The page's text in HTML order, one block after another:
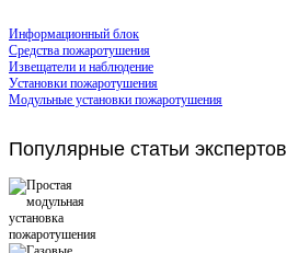
Информационный блок
Средства пожаротушения
Извещатели и наблюдение
Установки пожаротушения
Модульные установки пожаротушения
Популярные статьи экспертов